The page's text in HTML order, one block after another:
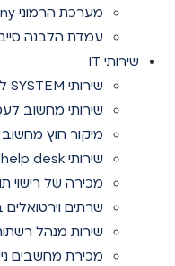
מערכת הרמוני Harmony לאבטחת מידע
עמדת הלבנה
שירותי IT
שירותי SYSTEM למערכות מחשוב ושרתים
שירותי מחשוב
מיקור חוץ מחשוב
שירותי help desk השתלטות מרחוק
מכירה של רישוי
שרתים וירטואלים
שירות מנהל
מכירת מחשבים